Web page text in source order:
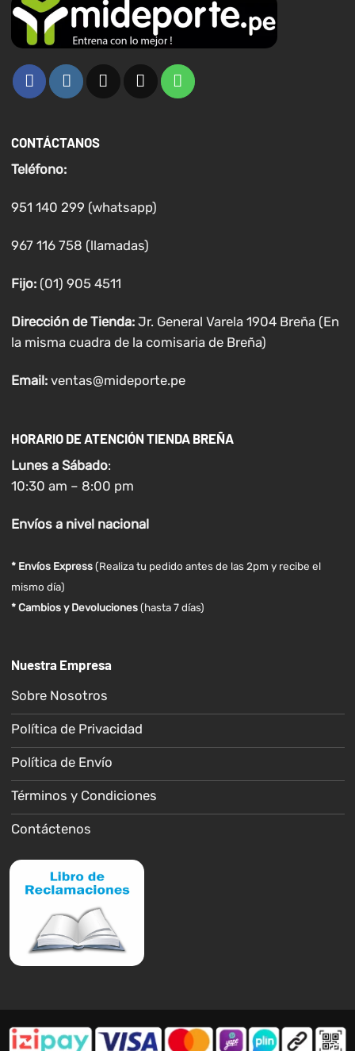
CONTÁCTANOS
Teléfono:
951 140 299 (whatsapp)
967 116 758 (llamadas)
Fijo:(01) 905 4511
Dirección de Tienda: Jr. General Varela 1904 Breña (En
la misma cuadra de la comisaria de Breña)
Email: ventas@mideporte.pe
HORARIO DE ATENCIÓN TIENDA BREÑA
Lunes a Sábado:
10:30 am – 8:00 pm
Envíosa nivel nacional
* Envíos Express(Realiza tu pedido antes de las 2pm y recibe el
mismo día)
* Cambios y Devoluciones (hasta 7 días)
Nuestra Empresa
Sobre Nosotros
Política de Privacidad
Política de Envío
Términos y Condiciones
Contáctenos